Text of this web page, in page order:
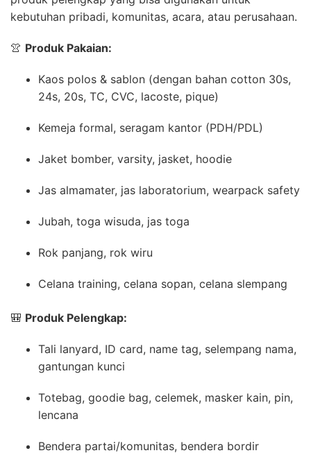
kebutuhan pribadi, komunitas, acara, atau perusahaan.
👚 Produk Pakaian:
Kaos polos & sablon (dengan bahan cotton 30s,
24s, 20s, TC, CVC, lacoste, pique)
Kemeja formal, seragam kantor (PDH/PDL)
Jaket bomber, varsity, jasket, hoodie
Jas almamater, jas laboratorium, wearpack safety
Jubah, toga wisuda, jas toga
Rok panjang, rok wiru
Celana training, celana sopan, celana slempang
🎒 Produk Pelengkap:
Tali lanyard, ID card, name tag, selempang nama,
gantungan kunci
Totebag, goodie bag, celemek, masker kain, pin,
lencana
Bendera partai/komunitas, bendera bordir